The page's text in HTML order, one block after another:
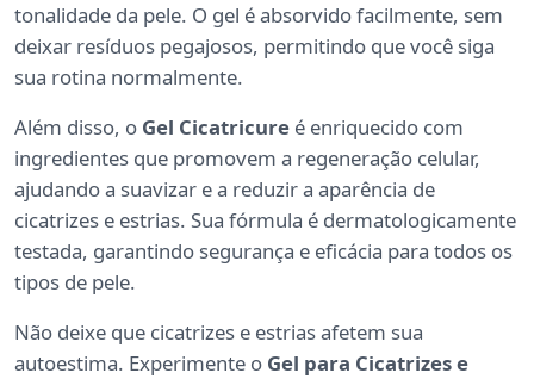
tonalidade da pele. O gel é absorvido facilmente, sem
deixar resíduos pegajosos, permitindo que você siga
sua rotina normalmente.
Além disso, o Gel Cicatricure é enriquecido com
ingredientes que promovem a regeneração celular,
ajudando a suavizar e a reduzir a aparência de
cicatrizes e estrias. Sua fórmula é dermatologicamente
testada, garantindo segurança e eficácia para todos os
tipos de pele.
Não deixe que cicatrizes e estrias afetem sua
autoestima. Experimente o Gel para Cicatrizes e